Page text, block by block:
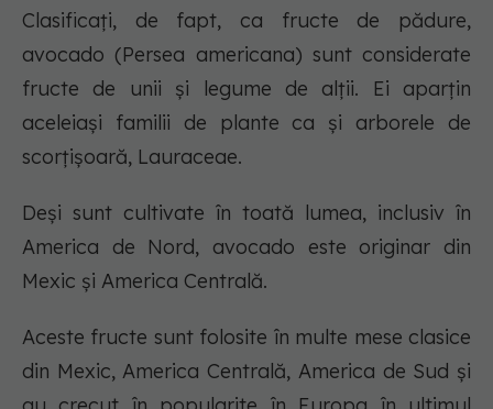
Clasificați, de fapt, ca fructe de pădure,
avocado (Persea americana) sunt considerate
fructe de unii și legume de alții. Ei aparțin
aceleiași familii de plante ca și arborele de
scorțișoară, Lauraceae.
Deși sunt cultivate în toată lumea, inclusiv în
America de Nord, avocado este originar din
Mexic și America Centrală.
Aceste fructe sunt folosite în multe mese clasice
din Mexic, America Centrală, America de Sud și